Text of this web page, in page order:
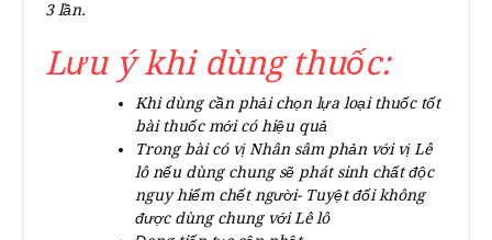
3 lần.
Lưu ý khi dùng thuốc:
Khi dùng cần phải chọn lựa loại thuốc tốt
bài thuốc mới có hiệu quả
Trong bài có vị Nhân sâm phản với vị Lê
lô nếu dùng chung sẽ phát sinh chất độc
nguy hiểm chết người- Tuyệt đối không
được dùng chung với Lê lô